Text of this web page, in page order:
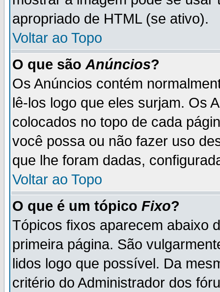
apropriado de HTML (se ativo).
Voltar ao Topo
O que são Anúncios?
Os Anúncios contém
lê-los logo que eles surjam. Os
colocados no topo de cada
você possa ou não fazer uso
que lhe foram dadas,
Voltar ao Topo
O que é um tópico Fixo?
Tópicos fixos aparecem abaixo
primeira página. São
lidos logo que possível. Da
critério do Administrador dos